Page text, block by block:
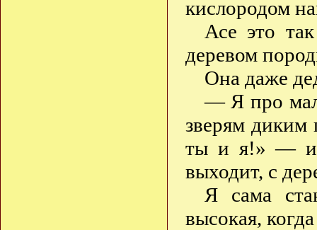
кислородом
Асе это
деревом
Она даже
— Я про
зверям
ты и я!» — и
выходит, с
Я сама
высокая,